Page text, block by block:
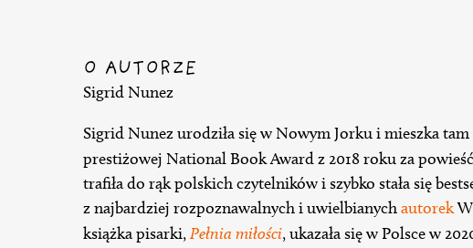
O AUTORZE
Sigrid Nunez
Sigrid Nunez urodziła się w Nowym Jorku i mieszka tam
prestiżowej National Book Award z 2018 roku za powieść
trafiła do rąk polskich czytelników i szybko stała się
z najbardziej rozpoznawalnych i uwielbianychautorek
książka pisarki,Pełnia miłości, ukazała się w Polsce w